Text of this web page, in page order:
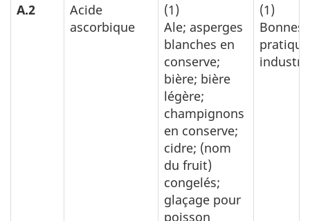
A.2
Acide
ascorbique
(1)
Ale; asperges
blanches en
conserve;
bière; bière
légère;
champignons
en conserve;
cidre; (nom
du fruit)
congelés;
glaçage pour
poisson
(1)
Bonnes